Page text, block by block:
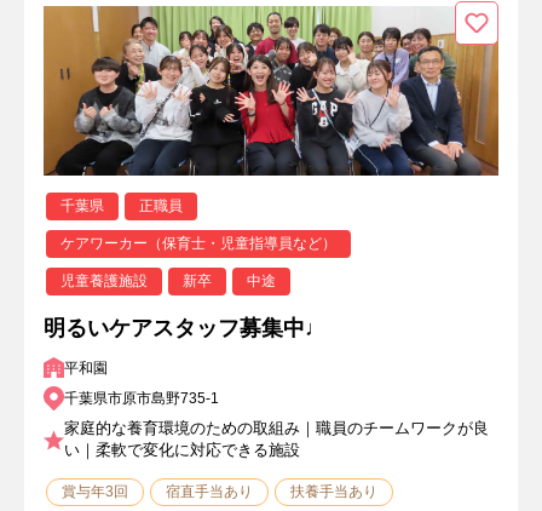
千葉県 正職員
ケアワーカー（保育士・児童指導員など）
児童養護施設 新卒 中途
明るいケアスタッフ募集中♩
平和園
千葉県市原市島野735-1
家庭的な養育環境のための取組み｜職員のチームワークが良
い｜柔軟で変化に対応できる施設
賞与年3回 宿直手当あり 扶養手当あり